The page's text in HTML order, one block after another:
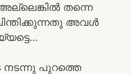
തന്നെ
അവൾ
പുറത്തെ